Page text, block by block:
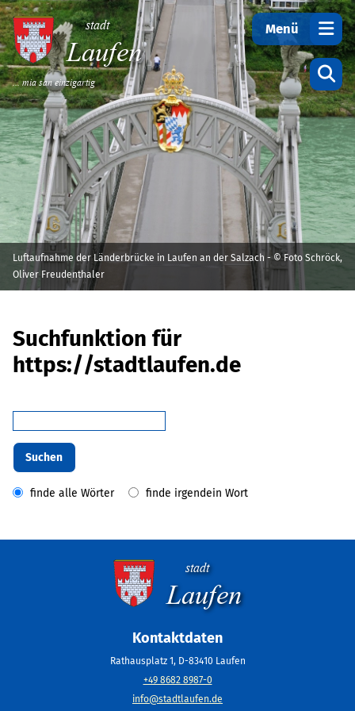
stadt
Laufen
... mia san einzigartig
Startseite
Menü
Teilen
Luftaufnahme der Länderbrücke in Laufen an der Salzach - © Foto Schröck,
Oliver Freudenthaler
Suchfunktion für
https://stadtlaufen.de
Suchen
Optionen
finde alle Wörter finde irgendein Wort
stadt
Laufen
Kontaktdaten
Rathausplatz 1, D-83410 Laufen
+49 8682 8987-0
info@stadtlaufen.de